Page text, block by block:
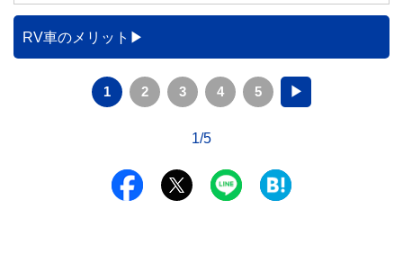
RV車のメリット
1 2 3 4 5 ▶
1/5